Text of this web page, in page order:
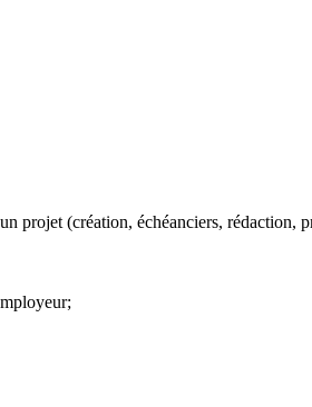
projet (création, échéanciers, rédaction,